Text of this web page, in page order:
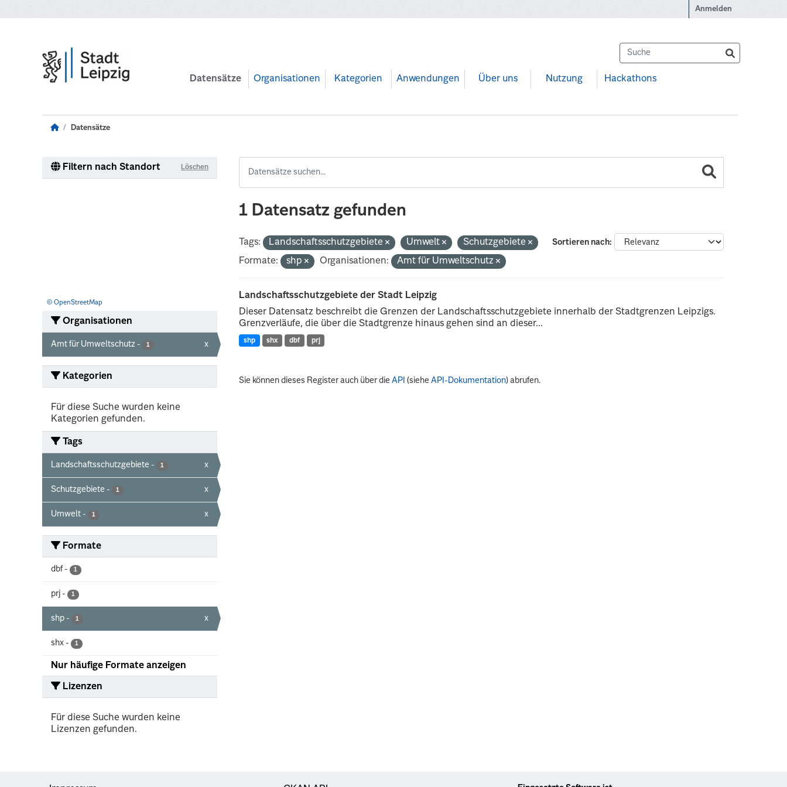
Anmelden
Datensätze Organisationen Kategorien Anwendungen Über uns Nutzung Hackathons
Datensätze
Filtern nach Standort Löschen
© OpenStreetMap
Organisationen
Amt für Umweltschutz - 1 x
Kategorien
Für diese Suche wurden keine
Kategorien gefunden.
Tags
Landschaftsschutzgebiete - 1 x
Schutzgebiete - 1 x
Umwelt - 1 x
Formate
dbf - 1
prj - 1
shp - 1 x
shx - 1
Nur häufige Formate anzeigen
Lizenzen
Für diese Suche wurden keine
Lizenzen gefunden.
1 Datensatz gefunden
Sortieren nach
Tags: Landschaftsschutzgebiete Umwelt
Schutzgebiete
Formate:
shp Organisationen: Amt für Umweltschutz
Landschaftsschutzgebiete der Stadt Leipzig
Dieser Datensatz beschreibt die Grenzen der Landschaftsschutzgebiete innerhalb der Stadtgrenzen Leipzigs.
Grenzverläufe, die über die Stadtgrenze hinaus gehen sind an dieser...
shp shx dbf prj
Sie können dieses Register auch über dieAPI (sieheAPI-Dokumentation) abrufen.